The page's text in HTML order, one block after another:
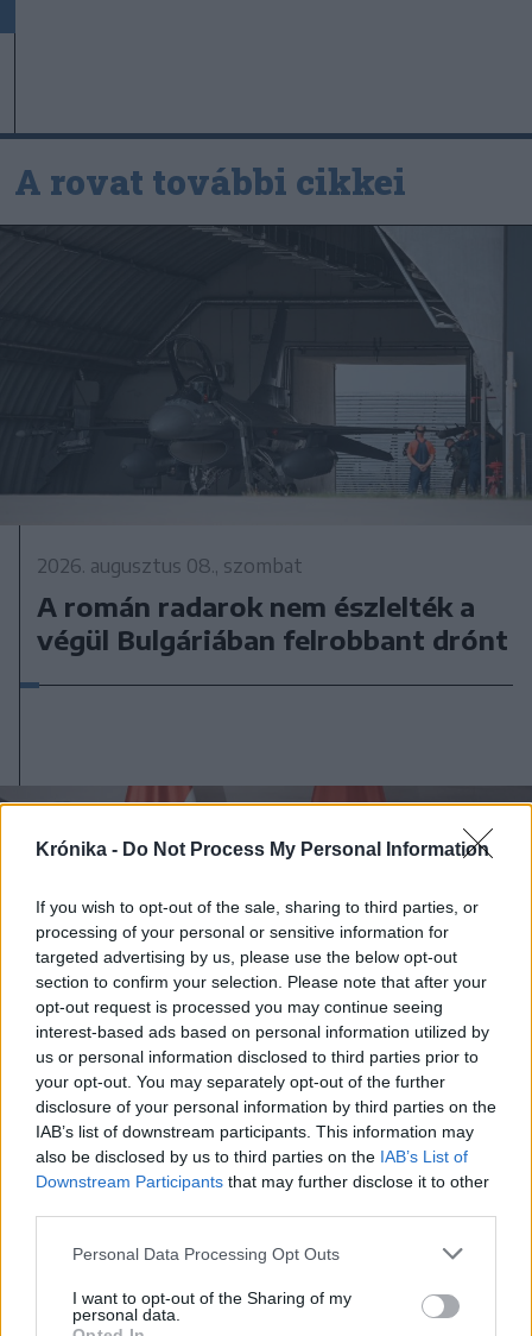
Krónika - Do Not Process My Personal Information
If you wish to opt-out of the sale, sharing to third parties, or
processing of your personal or sensitive information for
targeted advertising by us, please use the below opt-out
section to confirm your selection. Please note that after your
opt-out request is processed you may continue seeing
interest-based ads based on personal information utilized by
us or personal information disclosed to third parties prior to
your opt-out. You may separately opt-out of the further
disclosure of your personal information by third parties on the
IAB’s list of downstream participants. This information may
also be disclosed by us to third parties on the IAB’s List of
Downstream Participants that may further disclose it to other
Personal Data Processing Opt Outs
I want to opt-out of the Sharing of my
personal data.
A rovat további cikkei
2026. augusztus 08., szombat
A román radarok nem észlelték a
végül Bulgáriában felrobbant drónt
2026. augusztus 08., szombat
„A legerősebb garancia” –
Megnevezte államfőjelöltjét a